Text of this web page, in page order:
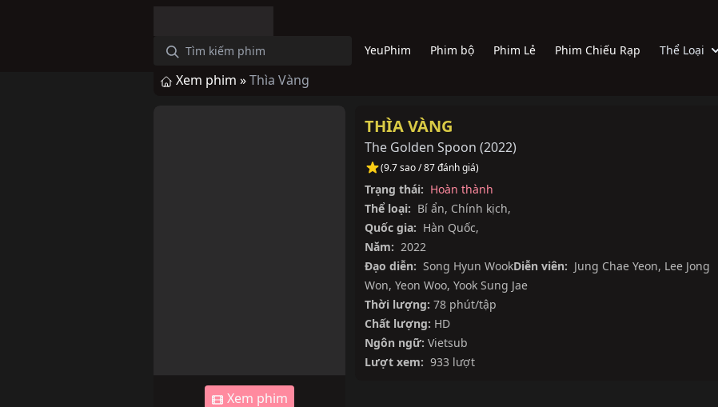
YeuPhim Phim bộ Phim Lẻ Phim Chiếu Rạp Thể Loại
Xem phim »Thìa Vàng
Xem phim
THÌA VÀNG
The Golden Spoon (2022)
(9.7 sao / 87 đánh giá)
Trạng thái: Hoàn thành
Thể loại: Bí ẩn, Chính kịch,
Quốc gia: Hàn Quốc,
Năm: 2022
Đạo diễn: Song Hyun WookDiễn viên: Jung Chae Yeon, Lee Jong
Won, Yeon Woo, Yook Sung Jae
Thời lượng: 78 phút/tập
Chất lượng: HD
Ngôn ngữ: Vietsub
Lượt xem: 933 lượt